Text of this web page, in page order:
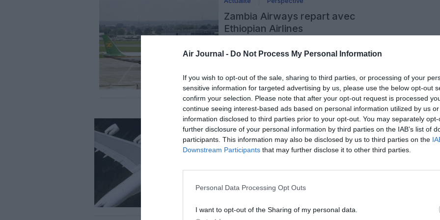
Air Journal - Do Not Process My Personal Information
If you wish to opt-out of the sale, sharing to third parties, or processing of your
sensitive information for targeted advertising by us, please use the below opt-out
confirm your selection. Please note that after your opt-out request is processed
continue seeing interest-based ads based on personal information utilized by us
information disclosed to third parties prior to your opt-out. You may separately
further disclosure of your personal information by third parties on the IAB’s list of
participants. This information may also be disclosed by us to third parties on the
Downstream Participants that may further disclose it to other third parties.
Personal Data Processing Opt Outs
I want to opt-out of the Sharing of my personal data.
Zambia Airways repart avec
Ethiopian Airlines
Vingt-quatre ans après sa disparition, la Zambie a signé un
en début d’année prochaine. Après la signature d’un accord
d’actionnaires à Lusaka le 19 aout 2018 entre le
gouvernement zambien et Ethiopian Airlines, Zambia
Airways a été officiellement relancée, […]
11 commentaires LIRE L'ARTICLE
Actualité Low cost Perspective
FastJet : prochaine destination,
Lusaka
Lusaka, sa deuxième destination internationale après
Ioannou espère obtenir les autorisations nécessaires pour